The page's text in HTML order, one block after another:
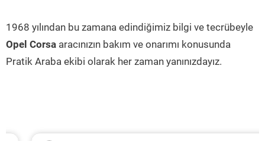
1968 yılından bu zamana edindiğimiz bilgi ve tecrübeyle
Opel Corsa aracınızın bakım ve onarımı konusunda
Pratik Araba ekibi olarak her zaman yanınızdayız.